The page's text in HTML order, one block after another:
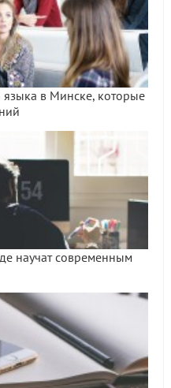
в Минске, которые
научат современным